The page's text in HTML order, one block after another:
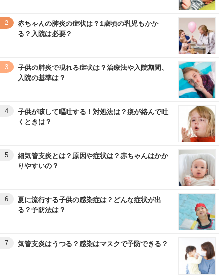
2
赤ちゃんの肺炎の症状は？1歳頃の乳児もかか
る？入院は必要？
3
子供の肺炎で現れる症状は？治療法や入院期間、
入院の基準は？
4
子供が咳して嘔吐する！対処法は？痰が絡んで吐
くときは？
5
細気管支炎とは？原因や症状は？赤ちゃんはかか
りやすいの？
6
夏に流行する子供の感染症は？どんな症状が出
る？予防法は？
7 気管支炎はうつる？感染はマスクで予防できる？